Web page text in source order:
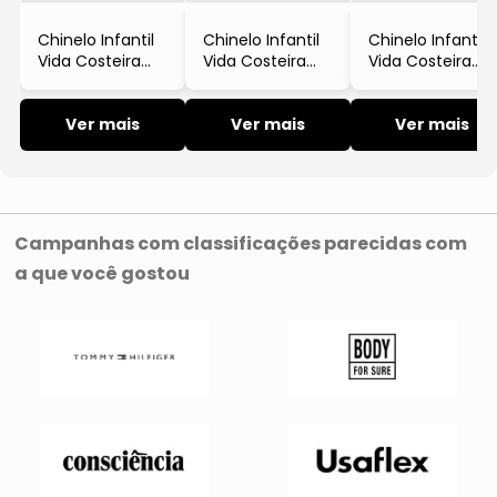
Chinelo Infantil
Vida Costeira
Verde com
Velcro e Solado
Antiderrapante
Ver mais
Chinelo Infantil
Vida Costeira
Rosa EVA
Antiderrapante
Casual
Ver mais
Chinelo Infantil
Vida Costeira
Pink Off White
Antiderrapante
Ver mais
Campanhas com classificações parecidas com
a que você gostou